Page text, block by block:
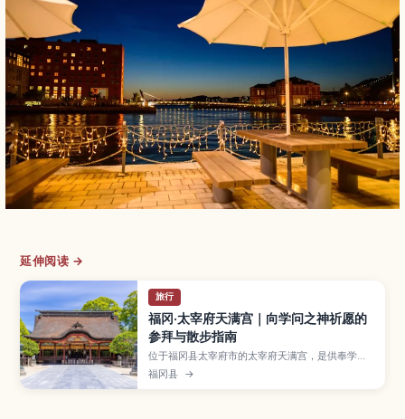
延伸阅读 →
旅行
福冈·太宰府天满宫｜向学问之神祈愿的
参拜与散步指南
位于福冈县太宰府市的太宰府天满宫，是供奉学问
之神菅原道真的代表性天满宫，每逢考试季更是人
潮不断。本文介绍在本殿参拜与祈愿的方法、常见
福冈县 →